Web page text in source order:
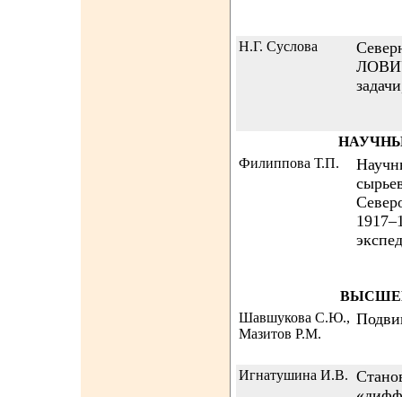
Н.Г. Суслова
Филиппова Т.П.
Шавшукова С.Ю.,
Мазитов Р.М.
Игнатушина И.В.